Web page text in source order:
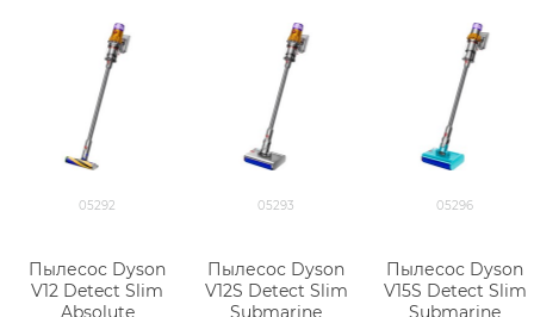
05292
Пылесос Dyson
V12 Detect Slim
Absolute
05293
Пылесос Dyson
V12S Detect Slim
Submarine
05296
Пылесос Dyson
V15S Detect Slim
Submarine